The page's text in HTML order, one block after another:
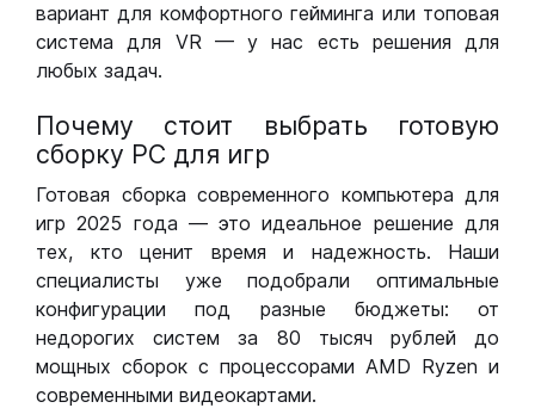
вариант для комфортного гейминга или топовая
система для VR — у нас есть решения для
любых задач.
Почему стоит выбрать готовую
сборку РС для игр
Готовая сборка современного компьютера для
игр 2025 года — это идеальное решение для
тех, кто ценит время и надежность. Наши
специалисты уже подобрали оптимальные
конфигурации под разные бюджеты: от
недорогих систем за 80 тысяч рублей до
мощных сборок с процессорами AMD Ryzen и
современными видеокартами.